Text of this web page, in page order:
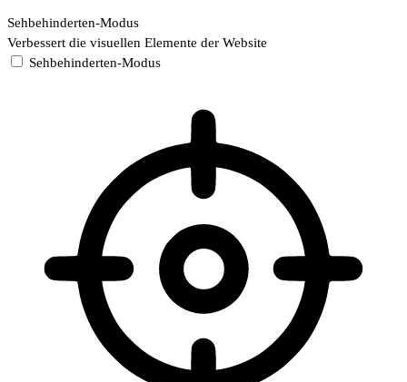
Sehbehinderten-Modus
Verbessert die visuellen Elemente der Website
Sehbehinderten-Modus